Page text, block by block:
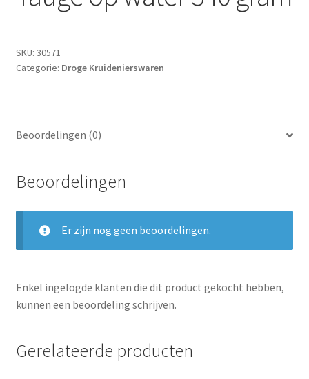
Dranken
Salades
Stoverijen
SKU: 30571
Categorie: Droge Kruidenierswaren
Beoordelingen (0)
Beoordelingen
Er zijn nog geen beoordelingen.
Enkel ingelogde klanten die dit product gekocht hebben,
kunnen een beoordeling schrijven.
Gerelateerde producten